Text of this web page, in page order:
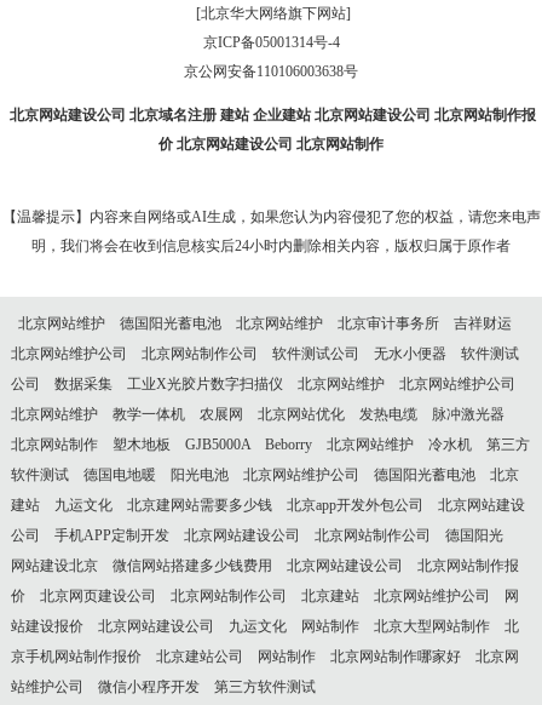
[北京华大网络旗下网站]
京ICP备05001314号-4
京公网安备110106003638号
北京网站建设公司 北京域名注册 建站 企业建站 北京网站建设公司 北京网站制作报
价 北京网站建设公司 北京网站制作
【温馨提示】内容来自网络或AI生成，如果您认为内容侵犯了您的权益，请您来电声
明，我们将会在收到信息核实后24小时内删除相关内容，版权归属于原作者
北京网站维护 德国阳光蓄电池 北京网站维护 北京审计事务所
吉祥财运
北京网站维护公司
北京网站制作公司 软件测试公司 无水小便器
软件测试
公司
数据采集 工业X光胶片数字扫描仪 北京网站维护
北京网站维护公司
北京网站维护
教学一体机 农展网 北京网站优化 发热电缆
脉冲激光器
北京网站制作
塑木地板 GJB5000A Beborry 北京网站维护 冷水机
第三方
软件测试
德国电地暖 阳光电池 北京网站维护公司 德国阳光蓄电池
北京
建站
九运文化 北京建网站需要多少钱 北京app开发外包公司
北京网站建设
公司
手机APP定制开发 北京网站建设公司 北京网站制作公司
德国阳光
网站建设北京
微信网站搭建多少钱费用 北京网站建设公司
北京网站制作报
价
北京网页建设公司 北京网站制作公司 北京建站 北京网站维护公司
网
站建设报价
北京网站建设公司 九运文化 网站制作 北京大型网站制作
北
京手机网站制作报价
北京建站公司 网站制作 北京网站制作哪家好
北京网
站维护公司
微信小程序开发 第三方软件测试